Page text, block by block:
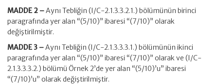
MADDE 2 –Aynı Tebliğin (I/C-2.1.3.3.2.1.) bölümünün birinci
paragrafında yer alan “(5/10)” ibaresi “(7/10)” olarak
değiştirilmiştir.
MADDE 3 –Aynı Tebliğin (I/C-2.1.3.3.3.1.) bölümünün ikinci
paragrafında yer alan “(5/10)” ibaresi “(7/10)” olarak ve (I/C-
2.1.3.3.3.2.) bölümü Örnek 2’de yer alan “(5/10)’u” ibaresi
“(7/10)’u” olarak değiştirilmiştir.